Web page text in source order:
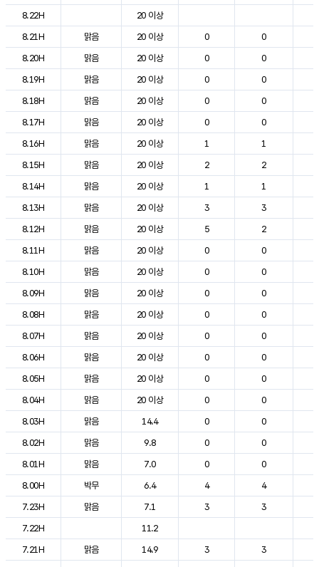
8.22H
20 이상
8.21H
맑음 20 이상 0 0
8.20H
맑음 20 이상 0 0
8.19H
맑음 20 이상 0 0
8.18H
맑음 20 이상 0 0
8.17H
맑음 20 이상 0 0
8.16H
맑음 20 이상 1 1
8.15H
맑음 20 이상 2 2
8.14H
맑음 20 이상 1 1
8.13H
맑음 20 이상 3 3
8.12H
맑음 20 이상 5 2
8.11H
맑음 20 이상 0 0
8.10H
맑음 20 이상 0 0
8.09H
맑음 20 이상 0 0
8.08H
맑음 20 이상 0 0
8.07H
맑음 20 이상 0 0
8.06H
맑음 20 이상 0 0
8.05H
맑음 20 이상 0 0
8.04H
맑음 20 이상 0 0
8.03H
맑음 14.4 0 0
8.02H
맑음 9.8 0 0
8.01H
맑음 7.0 0 0
8.00H
박무 6.4 4 4
7.23H
맑음 7.1 3 3
7.22H
11.2
7.21H
맑음 14.9 3 3